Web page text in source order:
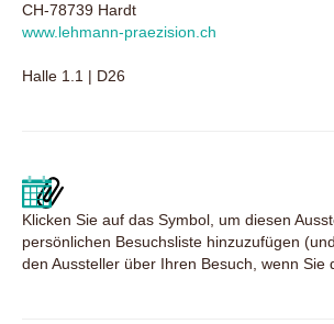
CH-78739 Hardt
www.lehmann-praezision.ch
Halle 1.1 | D26
Klicken Sie auf das Symbol, um diesen
persönlichen Besuchsliste hinzuzufügen
den Aussteller über Ihren Besuch, wenn Sie